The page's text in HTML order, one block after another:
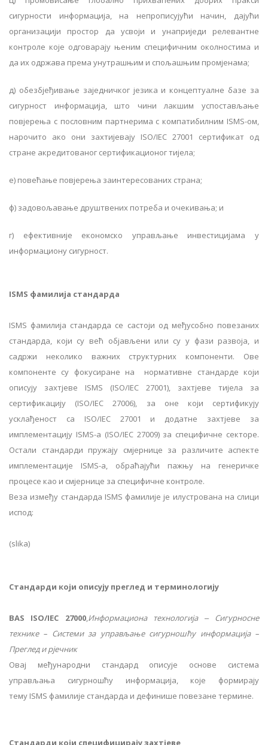
сигурности информација, на непрописујући начин, дајући
организацији простор да усвоји и унаприједи релевантне
контроле које одговарају њеним специфичним околностима и
да их одржава према унутрашњим и спољашњим промјенама;
д) обезбјеђивање заједничког језика и концептуалне базе за
сигурност информација, што чини лакшим успостављање
повјерења с пословним партнерима с компатибилним ISMS-ом,
нарочито ако они захтијевају ISO/IEC 27001 сертификат од
стране акредитованог сертификационог тијела;
е) повећање повјерења заинтересованих страна;
ф) задовољавање друштвених потреба и очекивања; и
г) ефективније економско управљање инвестицијама у
информациону сигурност.
ISMS фамилија стандарда
ISMS фамилија стандарда се састоји од међусобно повезаних
стандарда, који су већ објављени или су у фази развоја, и
садржи неколико важних структурних компоненти. Ове
компоненте су фокусиране на нормативне стандарде који
описују захтјеве ISMS (ISO/IEC 27001), захтјеве тијела за
сертификацију (ISO/IEC 27006), за оне који сертификују
усклађеност са ISO/IEC 27001 и додатне захтјеве за
имплементацију ISMS-а (ISO/IEC 27009) за специфичне секторе.
Остали стандарди пружају смјернице за различите аспекте
имплементације ISMS-а, обраћајући пажњу на генеричке
процесе као и смјернице за специфичне контроле.
Веза између стандарда ISMS фамилије је илустрована на слици
испод:
(slika)
Стандарди који описују преглед и терминологију
BAS ISO/IEC 27000,Информациона технологија ‒ Сигурносне
технике – Системи за управљање сигурношћу информација –
Преглед и рјечник
Овај међународни стандард описује основе система
управљања сигурношћу информација, које формирају
тему ISMS фамилије стандарда и дефинише повезане термине.
Стандарди који специфицирају захтјеве